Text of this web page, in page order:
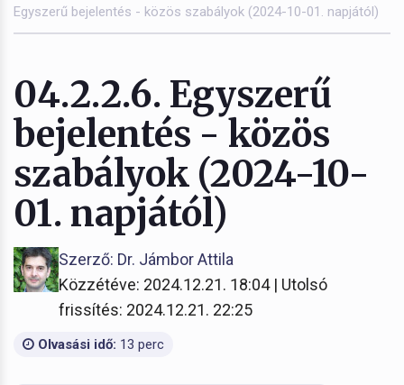
Egyszerű bejelentés - közös szabályok (2024-10-01. napjától)
04.2.2.6. Egyszerű
bejelentés - közös
szabályok (2024-10-
01. napjától)
Szerző: Dr. Jámbor Attila
Közzétéve: 2024.12.21. 18:04 | Utolsó
frissítés: 2024.12.21. 22:25
Olvasási idő: 13 perc